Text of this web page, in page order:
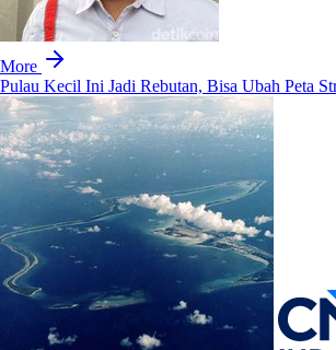
More
Pulau Kecil Ini Jadi Rebutan, Bisa Ubah Peta